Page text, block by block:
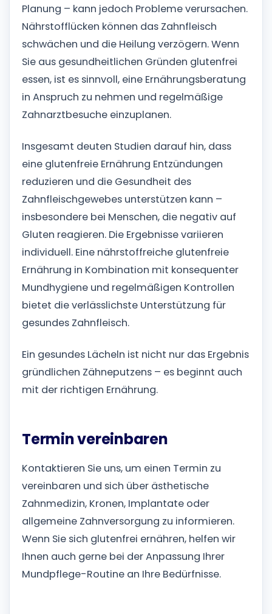
Planung – kann jedoch Probleme verursachen.
Nährstofflücken können das Zahnfleisch
schwächen und die Heilung verzögern. Wenn
Sie aus gesundheitlichen Gründen glutenfrei
essen, ist es sinnvoll, eine Ernährungsberatung
in Anspruch zu nehmen und regelmäßige
Zahnarztbesuche einzuplanen.
Insgesamt deuten Studien darauf hin, dass
eine glutenfreie Ernährung Entzündungen
reduzieren und die Gesundheit des
Zahnfleischgewebes unterstützen kann –
insbesondere bei Menschen, die negativ auf
Gluten reagieren. Die Ergebnisse variieren
individuell. Eine nährstoffreiche glutenfreie
Ernährung in Kombination mit konsequenter
Mundhygiene und regelmäßigen Kontrollen
bietet die verlässlichste Unterstützung für
gesundes Zahnfleisch.
Ein gesundes Lächeln ist nicht nur das Ergebnis
gründlichen Zähneputzens – es beginnt auch
mit der richtigen Ernährung.
Termin vereinbaren
Kontaktieren Sie uns, um einen Termin zu
vereinbaren und sich über ästhetische
Zahnmedizin, Kronen, Implantate oder
allgemeine Zahnversorgung zu informieren.
Wenn Sie sich glutenfrei ernähren, helfen wir
Ihnen auch gerne bei der Anpassung Ihrer
Mundpflege-Routine an Ihre Bedürfnisse.